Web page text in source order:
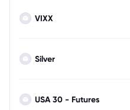
VIXX
Silver
USA 30 - Futures